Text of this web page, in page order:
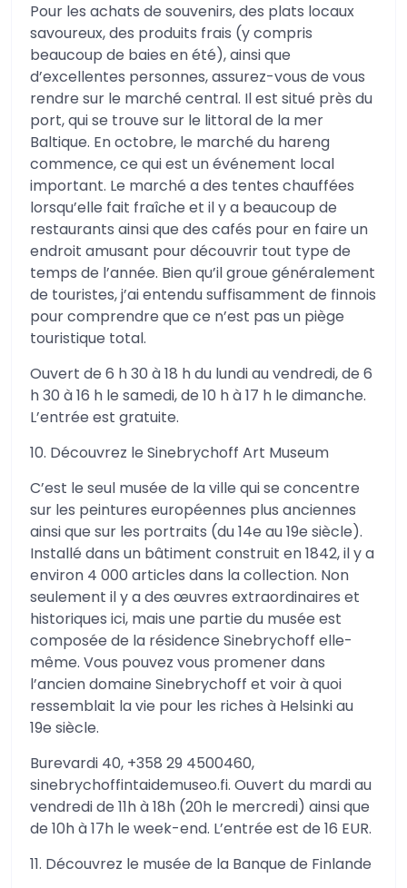
Pour les achats de souvenirs, des plats locaux
savoureux, des produits frais (y compris
beaucoup de baies en été), ainsi que
d’excellentes personnes, assurez-vous de vous
rendre sur le marché central. Il est situé près du
port, qui se trouve sur le littoral de la mer
Baltique. En octobre, le marché du hareng
commence, ce qui est un événement local
important. Le marché a des tentes chauffées
lorsqu’elle fait fraîche et il y a beaucoup de
restaurants ainsi que des cafés pour en faire un
endroit amusant pour découvrir tout type de
temps de l’année. Bien qu’il groue généralement
de touristes, j’ai entendu suffisamment de finnois
pour comprendre que ce n’est pas un piège
touristique total.
Ouvert de 6 h 30 à 18 h du lundi au vendredi, de 6
h 30 à 16 h le samedi, de 10 h à 17 h le dimanche.
L’entrée est gratuite.
10. Découvrez le Sinebrychoff Art Museum
C’est le seul musée de la ville qui se concentre
sur les peintures européennes plus anciennes
ainsi que sur les portraits (du 14e au 19e siècle).
Installé dans un bâtiment construit en 1842, il y a
environ 4 000 articles dans la collection. Non
seulement il y a des œuvres extraordinaires et
historiques ici, mais une partie du musée est
composée de la résidence Sinebrychoff elle-
même. Vous pouvez vous promener dans
l’ancien domaine Sinebrychoff et voir à quoi
ressemblait la vie pour les riches à Helsinki au
19e siècle.
Burevardi 40, +358 29 4500460,
sinebrychoffintaidemuseo.fi. Ouvert du mardi au
vendredi de 11h à 18h (20h le mercredi) ainsi que
de 10h à 17h le week-end. L’entrée est de 16 EUR.
11. Découvrez le musée de la Banque de Finlande